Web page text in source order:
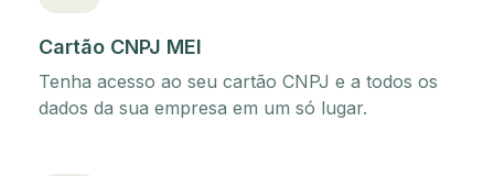
Cartão CNPJ MEI
Tenha acesso ao seu cartão CNPJ e a todos os
dados da sua empresa em um só lugar.